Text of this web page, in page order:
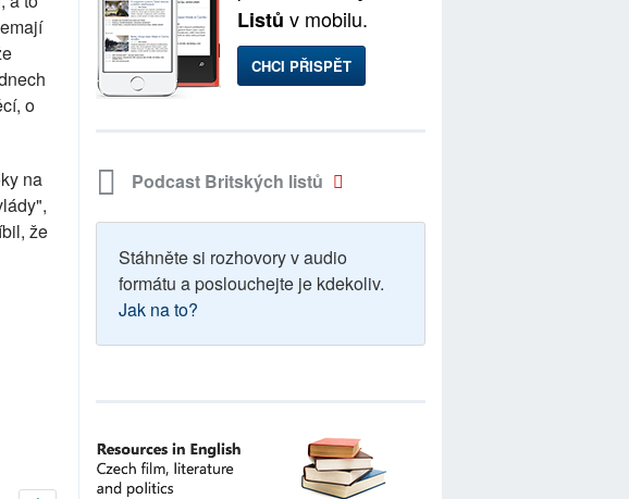
o
na
že
Listů v mobilu.
CHCI PŘISPĚT
Podcast Britských listů
Stáhněte si rozhovory v audio
formátu a poslouchejte je kdekoliv.
Jak na to?